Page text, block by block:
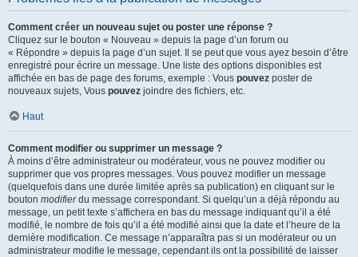
Comment créer un nouveau sujet ou poster une réponse ?
Cliquez sur le bouton « Nouveau » depuis la page d’un forum ou
« Répondre » depuis la page d’un sujet. Il se peut que vous ayez besoin d’être
enregistré pour écrire un message. Une liste des options disponibles est
affichée en bas de page des forums, exemple : Vous pouvez poster de
nouveaux sujets, Vous pouvez joindre des fichiers, etc.
Haut
Comment modifier ou supprimer un message ?
À moins d’être administrateur ou modérateur, vous ne pouvez modifier ou
supprimer que vos propres messages. Vous pouvez modifier un message
(quelquefois dans une durée limitée après sa publication) en cliquant sur le
bouton modifierdu message correspondant. Si quelqu’un a déjà répondu au
message, un petit texte s’affichera en bas du message indiquant qu’il a été
modifié, le nombre de fois qu’il a été modifié ainsi que la date et l’heure de la
dernière modification. Ce message n’apparaîtra pas si un modérateur ou un
administrateur modifie le message, cependant ils ont la possibilité de laisser